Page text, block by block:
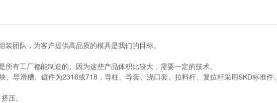
团队，为客户提供高品质的模具是我们的目标。
有工厂都能制造的。因为这些产品体积比较大，需要一定的技术。
导滑槽、镶件为2316或718，导柱、导套、浇口套、拉料杆、复位杆采用SKD标准件。
压。